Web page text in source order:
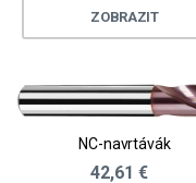
ZOBRAZIT
NC-navrtávák
42,61 €